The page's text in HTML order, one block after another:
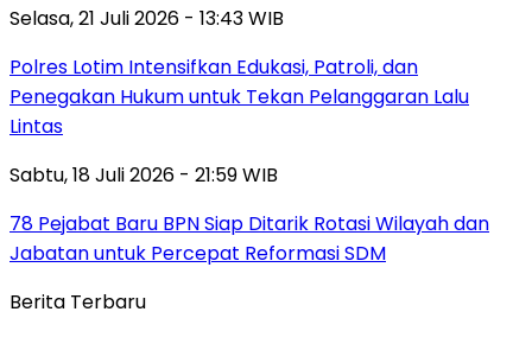
Selasa, 21 Juli 2026 - 13:43 WIB
Polres Lotim Intensifkan Edukasi, Patroli, dan
Penegakan Hukum untuk Tekan Pelanggaran Lalu
Lintas
Sabtu, 18 Juli 2026 - 21:59 WIB
78 Pejabat Baru BPN Siap Ditarik Rotasi Wilayah dan
Jabatan untuk Percepat Reformasi SDM
Berita Terbaru